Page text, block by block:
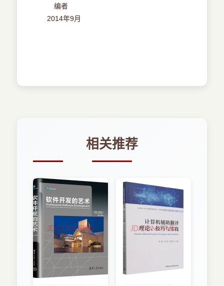
出中文版本（含简体、繁体）。
当然，编写程序究竟是英文好还是中文好，还
?注意? 两个版本的代码不兼容，也就是在
1.2 App Inventor 2环境搭建
由于AI2是完全基于浏览器开发安卓应用的（也
叫做云端开发），只要你能访问AI2云端官方服务器
http://ai2.appinventor.mit.edu（由于受Google插件
影响，国内经常无法访问，可访问备用服务器
http://contest.appinventor.mit.edu/)，再通过以下
三种方式，就可以快速开发一个安卓应用。
?提示
尽管App Inventor 2官方是在线开发软件，但
编者
2014年9月
相关推荐